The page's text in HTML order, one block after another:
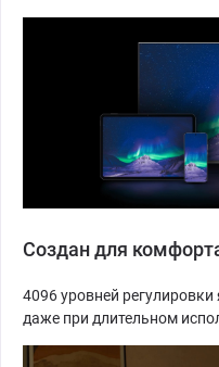
Создан для
4096 уровней
даже при длительном